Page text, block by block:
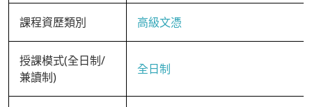
課程資歷類別 高級文憑
授課模式(全日制/
兼讀制)
全日制